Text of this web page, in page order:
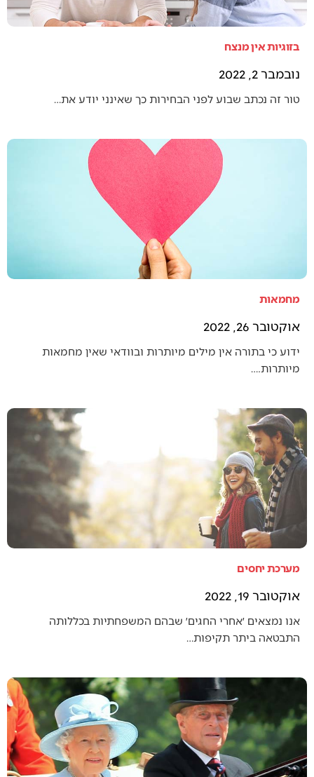
בזוגיות אין מנצח
נובמבר 2, 2022
טור זה נכתב שבוע לפני הבחירות כך שאינני יודע את…
מחמאות
אוקטובר 26, 2022
ידוע כי בתורה אין מילים מיותרות ובוודאי שאין מחמאות
מיותרות.…
מערכת יחסים
אוקטובר 19, 2022
אנו נמצאים ׳אחרי החגים׳ שבהם המשפחתיות בכללותה
התבטאה ביתר תקיפות…